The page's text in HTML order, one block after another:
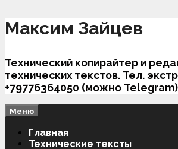
Перейти
к
Максим Зайцев
Технический копирайтер и
технических текстов. Тел.
+79776364050 (можно Telegram)
Меню
Главная
Технические тексты